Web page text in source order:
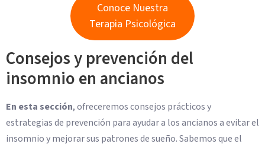
Conoce Nuestra
Terapia Psicológica
Consejos y prevención del
insomnio en ancianos
En esta sección, ofreceremos consejos prácticos y
estrategias de prevención para ayudar a los ancianos a evitar el
insomnio y mejorar sus patrones de sueño. Sabemos que el